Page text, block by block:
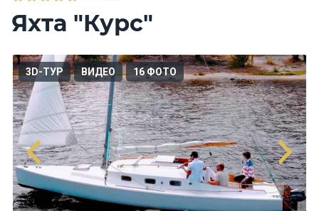
Яхта "Курс"
3D-ТУР ВИДЕО 16 ФОТО
о
ы
П
и
т
а
н
и
е